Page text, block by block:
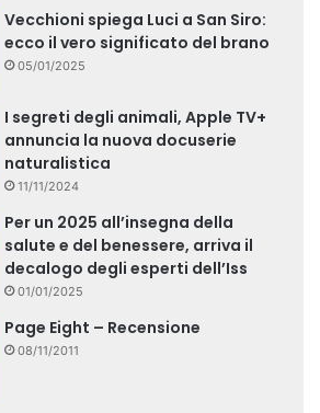
Vecchioni spiega Luci a San Siro:
ecco il vero significato del brano
05/01/2025
I segreti degli animali, Apple TV+
annuncia la nuova docuserie
naturalistica
11/11/2024
Per un 2025 all’insegna della
salute e del benessere, arriva il
decalogo degli esperti dell’Iss
01/01/2025
Page Eight – Recensione
08/11/2011